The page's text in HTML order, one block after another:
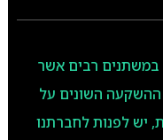
במשתנים רבים אשר
השונים על
יש לפנות לחברתנו